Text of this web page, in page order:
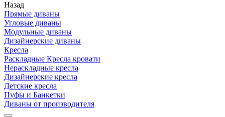
Назад
Прямые диваны
Угловые диваны
Модульные диваны
Дизайнерские диваны
Кресла
Раскладные Кресла кровати
Нераскладные кресла
Дизайнерские кресла
Детские кресла
Пуфы и Банкетки
Диваны от производителя